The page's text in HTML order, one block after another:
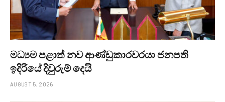
මධ්‍යම පළාත් නව ආණ්ඩුකාරවරයා ජනපති
ඉදිරියේ දිවුරුම් දෙයි
AUGUST 5, 2026